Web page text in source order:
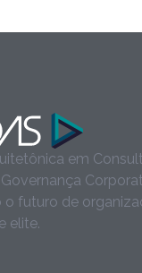
em
o futuro de
elite.